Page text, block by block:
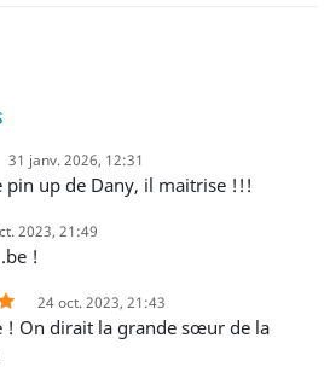
31 janv. 2026, 12:31
pin up de Dany, il maitrise !!!
2023, 21:49
!
24 oct. 2023, 21:43